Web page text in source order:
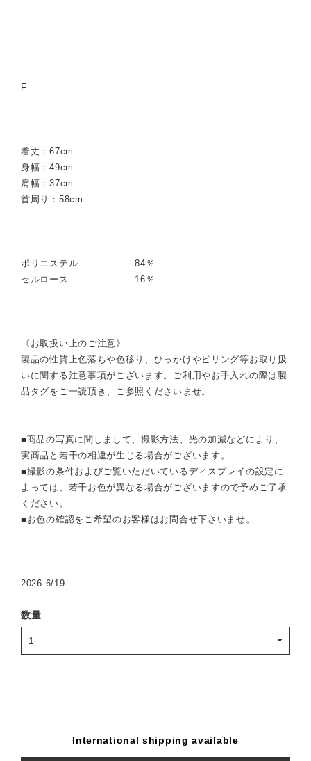
F
着丈：67cm
身幅：49cm
肩幅：37cm
首周り：58cm
ポリエステル 84％
セルロース 16％
《お取扱い上のご注意》
製品の性質上色落ちや色移り、ひっかけやピリング等お取り扱
いに関する注意事項がございます。ご利用やお手入れの際は製
品タグをご一読頂き、ご参照くださいませ。
■商品の写真に関しまして、撮影方法、光の加減などにより、
実商品と若干の相違が生じる場合がございます。
■撮影の条件およびご覧いただいているディスプレイの設定に
よっては、若干お色が異なる場合がございますので予めご了承
ください。
■お色の確認をご希望のお客様はお問合せ下さいませ。
2026.6/19
数量
International shipping available